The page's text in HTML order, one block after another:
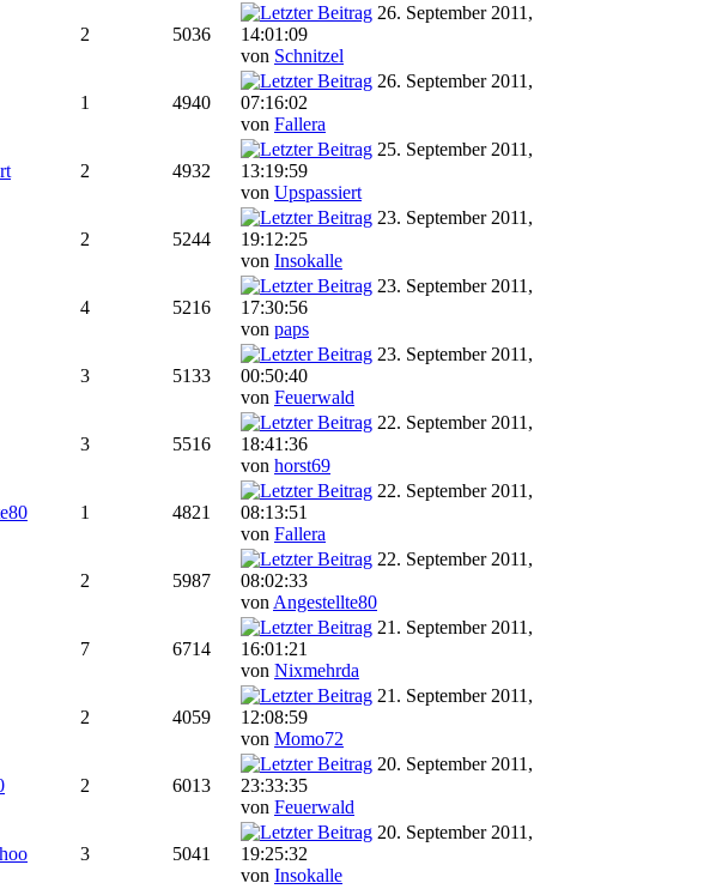
2 5036
26. September 2011,
14:01:09
von Schnitzel
1 4940
26. September 2011,
07:16:02
von Fallera
2 4932
25. September 2011,
13:19:59
von Upspassiert
2 5244
23. September 2011,
19:12:25
von Insokalle
4 5216
23. September 2011,
17:30:56
von paps
3 5133
23. September 2011,
00:50:40
von Feuerwald
3 5516
22. September 2011,
18:41:36
von horst69
1 4821
22. September 2011,
08:13:51
von Fallera
2 5987
22. September 2011,
08:02:33
von Angestellte80
7 6714
21. September 2011,
16:01:21
von Nixmehrda
2 4059
21. September 2011,
12:08:59
von Momo72
2 6013
20. September 2011,
23:33:35
von Feuerwald
3 5041
20. September 2011,
19:25:32
von Insokalle